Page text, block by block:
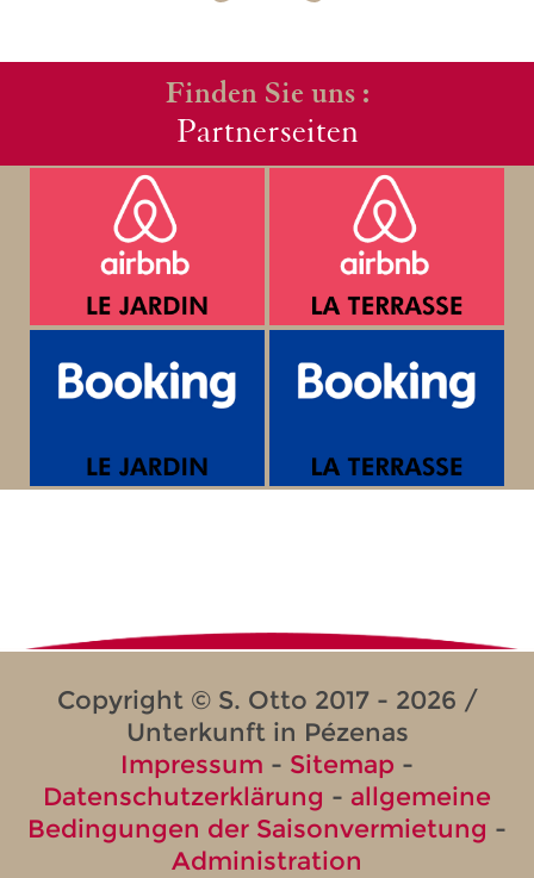
Finden Sie uns :
Partnerseiten
Copyright © S. Otto 2017 - 2026 /
Unterkunft in Pézenas
Impressum - Sitemap -
Datenschutzerklärung - allgemeine
Bedingungen der Saisonvermietung -
Administration